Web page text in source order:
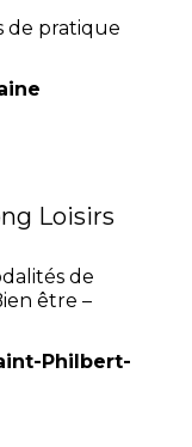
de pratique
Loisirs
de
être –
Philbert-